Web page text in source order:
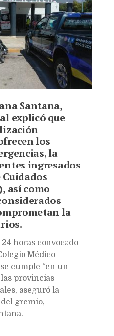
Santana,
explicó que
los
la
ingresados
así como
la
24 horas convocado
Médico
cumple “en un
provincias
aseguró la
gremio,